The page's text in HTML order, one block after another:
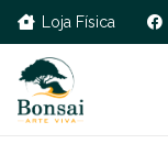
Loja Física